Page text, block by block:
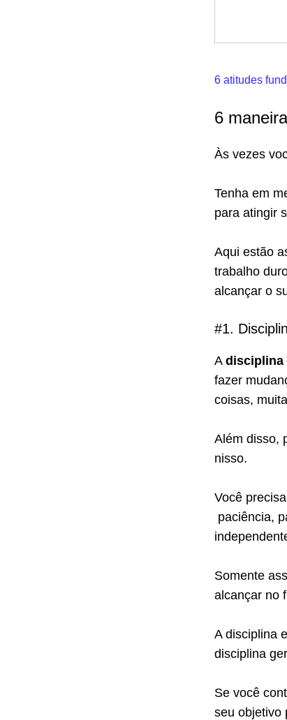
6 atitudes
6
Às vezes
Tenha em
para atingir
Aqui estão
trabalho
alcançar o
#1.
A disciplina
fazer
coisas,
Além disso,
nisso.
Você
paciência,
Somente
alcançar no
A disciplina
disciplina
Se você
seu objetivo